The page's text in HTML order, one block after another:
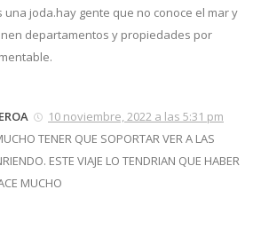
una joda.hay gente que no conoce el mar y
departamentos y propiedades por
10 noviembre, 2022 a las 5:31 pm
TENER QUE SOPORTAR VER A LAS
ESTE VIAJE LO TENDRIAN QUE HABER
MUCHO